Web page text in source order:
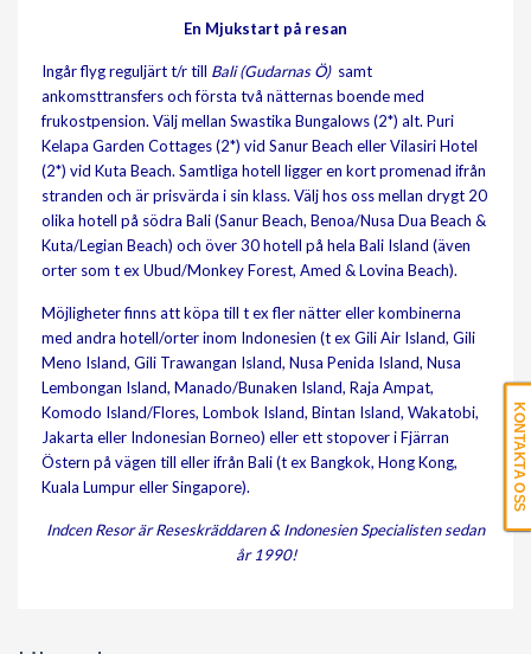
En Mjukstart på resan
Ingår flyg reguljärt t/r till Bali (Gudarnas Ö)samt
ankomsttransfers och första två nätternas boende med
frukostpension. Välj mellan Swastika Bungalows (2*) alt. Puri
Kelapa Garden Cottages (2*) vid Sanur Beach eller Vilasiri Hotel
(2*) vid Kuta Beach. Samtliga hotell ligger en kort promenad ifrån
stranden och är prisvärda i sin klass. Välj hos oss mellan drygt 20
olika hotell på södra Bali (Sanur Beach, Benoa/Nusa Dua Beach &
Kuta/Legian Beach) och över 30 hotell på hela Bali Island (även
orter som t ex Ubud/Monkey Forest, Amed & Lovina Beach).
Möjligheter finns att köpa till t ex fler nätter eller kombinerna
med andra hotell/orter inom Indonesien (t ex Gili Air Island, Gili
Meno Island, Gili Trawangan Island, Nusa Penida Island, Nusa
Lembongan Island, Manado/Bunaken Island, Raja Ampat,
Komodo Island/Flores, Lombok Island, Bintan Island, Wakatobi,
Jakarta eller Indonesian Borneo) eller ett stopover i Fjärran
Östern på vägen till eller ifrån Bali (t ex Bangkok, Hong Kong,
Kuala Lumpur eller Singapore).
Indcen Resor är Reseskräddaren & Indonesien Specialisten sedan
år 1990!
KONTAKTA OSS